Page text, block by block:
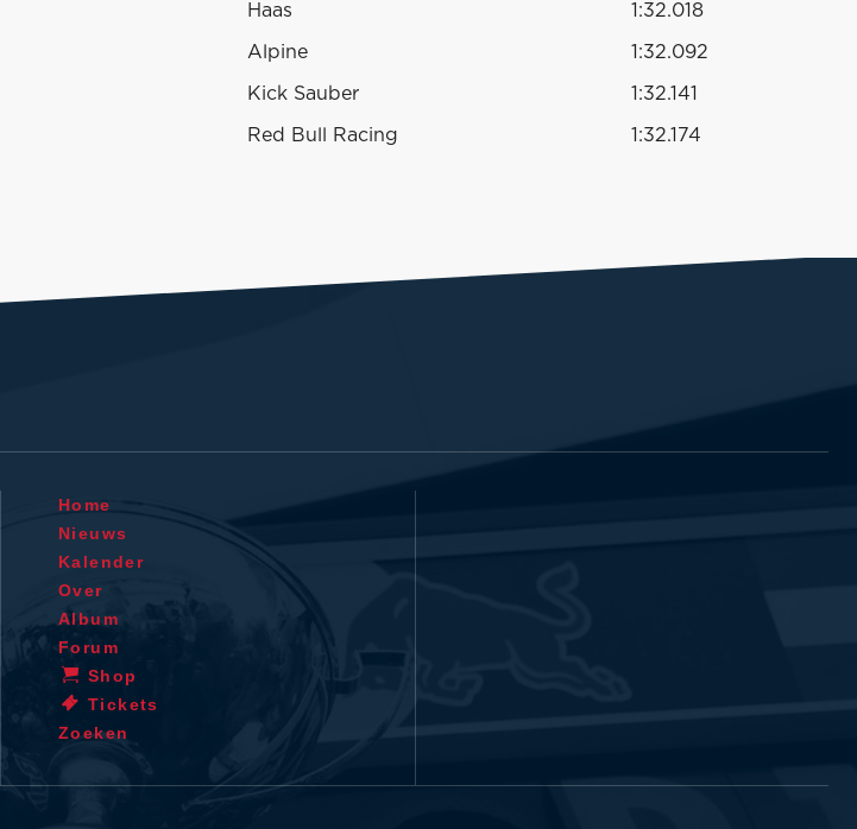
Haas 1:32.018
Alpine 1:32.092
Kick Sauber 1:32.141
Red Bull Racing 1:32.174
Home
Nieuws
Kalender
Over
Album
Forum
Shop
Tickets
Zoeken